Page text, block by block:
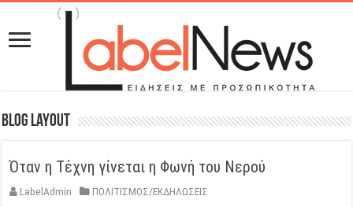
Blog Layout
Όταν η Τέχνη γίνεται η Φωνή του Νερού
LabelAdmin ΠΟΛΙΤΙΣΜΟΣ/ΕΚΔΗΛΩΣΕΙΣ